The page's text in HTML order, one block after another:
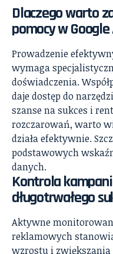
Dlaczego warto
pomocy w Google
Prowadzenie
wymaga
doświadczenia.
daje dostęp do
szanse na sukces i
rozczarowań, warto
działa efektywnie.
podstawowych
danych.
Kontrola
długotrwałego
Aktywne
reklamowych
wzrostu i zwiększania